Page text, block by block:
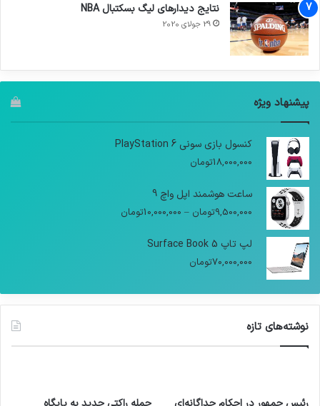
نتایج دیدار‌های لیگ بسکتبال NBA
29 جولای 2020
پیشنهاد ویژه
کنسول بازی سونی PlayStation 6
18,000,000تومان
ساعت هوشمند اپل واچ 9
9,500,000تومان –
10,000,000تومان
لپ تاپ Surface Book 5
70,000,000تومان
نوشته‌های تازه